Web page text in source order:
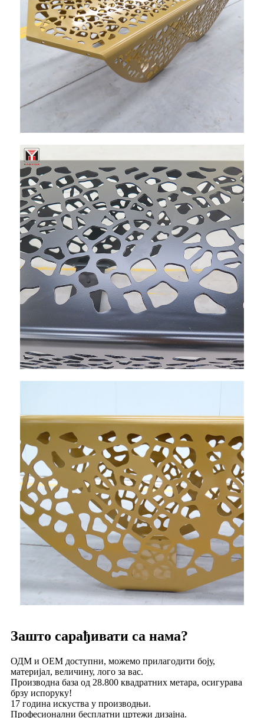
Зашто сарађивати са нама?
ОДМ и ОЕМ доступни, можемо прилагодити боју,
материјал, величину, лого за вас.
Производна база од 28.800 квадратних метара, осигурава
брзу испоруку!
17 година искуства у производњи.
Професионални бесплатни цртежи дизајна.